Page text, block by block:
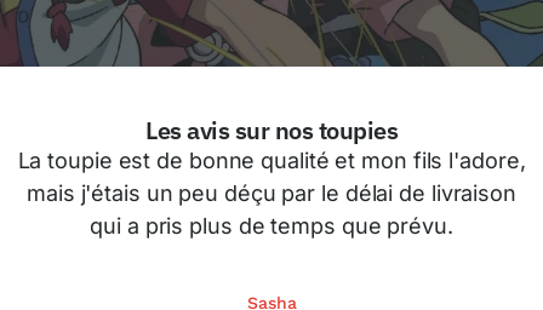
Les avis sur nos toupies
La toupie est de bonne qualité et mon fils l'adore,
mais j'étais un peu déçu par le délai de livraison
qui a pris plus de temps que prévu.
Sasha